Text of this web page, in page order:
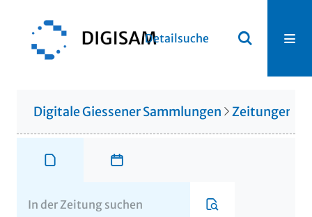
Detailsuche
Digitale Giessener Sammlungen Zeitungen